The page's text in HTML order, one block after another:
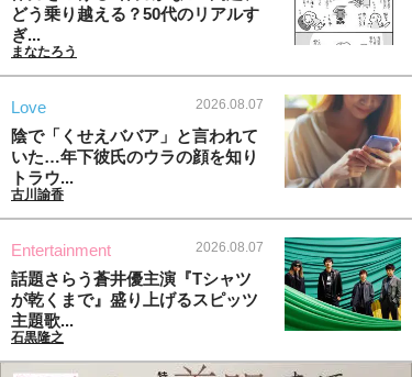
どう乗り越える？50代のリアルす
ぎ...
まなたろう
Love 2026.08.07
陰で「くせえババア」と言われて
いた…年下彼氏のウラの顔を知り
トラウ...
古川諭香
Entertainment 2026.08.07
話題さらう蒼井優主演『Tシャツ
が乾くまで』盛り上げるスピッツ
主題歌...
石黒隆之